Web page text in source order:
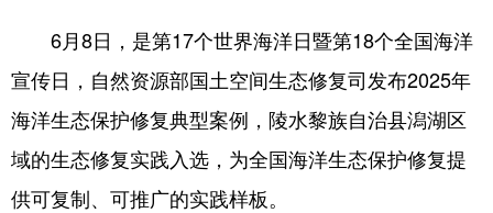
6月8日，是第17个世界海洋日暨第18个全国海洋
宣传日，自然资源部国土空间生态修复司发布2025年
海洋生态保护修复典型案例，陵水黎族自治县潟湖区
域的生态修复实践入选，为全国海洋生态保护修复提
供可复制、可推广的实践样板。